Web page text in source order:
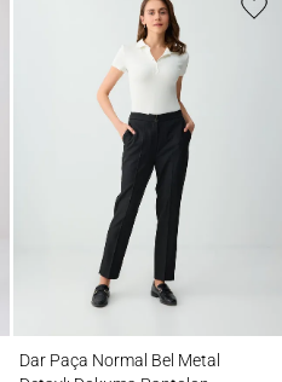
Dar Paça Normal Bel Metal